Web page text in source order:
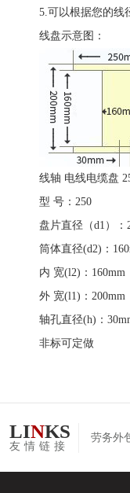
5.可以根据您的线
线盘示意图：
线轴 电线电缆盘
型 号：250
盘片直径（d1）：
筒体直径(d2)：
内 宽(l2)：160mm
外 宽(l1)：200mm
轴孔直径(h)：
非标可定做
LINKS
友情链接
劳务外